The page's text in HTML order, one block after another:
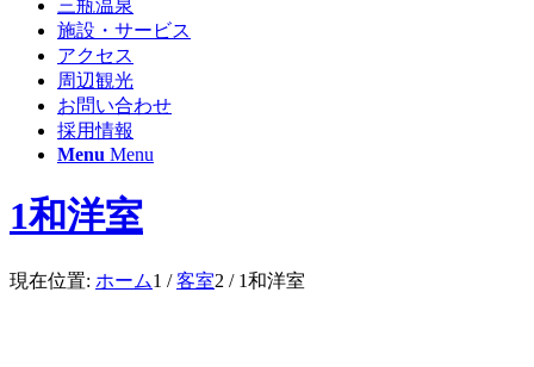
三瓶温泉
施設・サービス
アクセス
周辺観光
お問い合わせ
採用情報
Menu Menu
1和洋室
現在位置: ホーム1 / 客室2 / 1和洋室